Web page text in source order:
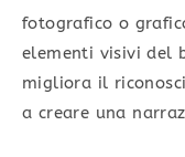
fotografico o
elementi visivi del
migliora il
a creare una